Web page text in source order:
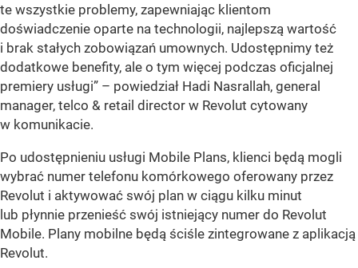
te wszystkie problemy, zapewniając klientom
doświadczenie oparte na technologii, najlepszą wartość
i brak stałych zobowiązań umownych. Udostępnimy też
dodatkowe benefity, ale o tym więcej podczas oficjalnej
premiery usługi” – powiedział Hadi Nasrallah, general
manager, telco & retail director w Revolut cytowany
w komunikacie.
Po udostępnieniu usługi Mobile Plans, klienci będą mogli
wybrać numer telefonu komórkowego oferowany przez
Revolut i aktywować swój plan w ciągu kilku minut
lub płynnie przenieść swój istniejący numer do Revolut
Mobile. Plany mobilne będą ściśle zintegrowane z aplikacją
Revolut.